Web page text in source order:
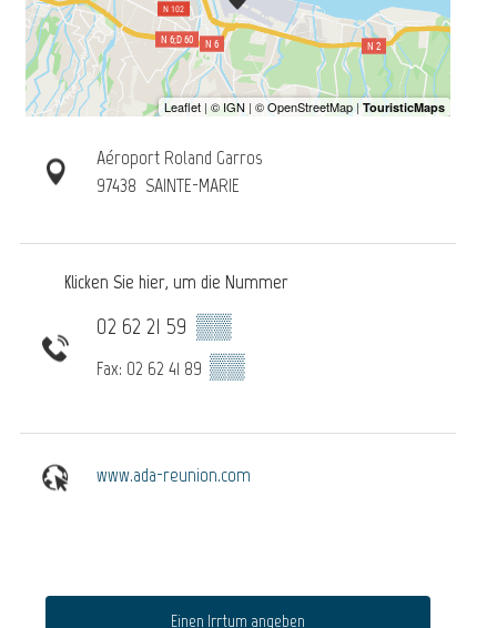
Aéroport Roland Garros
97438 SAINTE-MARIE
Klicken Sie hier, um die Nummer
02 62 21 59 ▒▒
Fax: 02 62 41 89 ▒▒
www.ada-reunion.com
Einen Irrtum angeben